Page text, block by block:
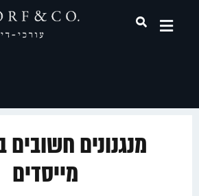
מנגנונים
מייסדים